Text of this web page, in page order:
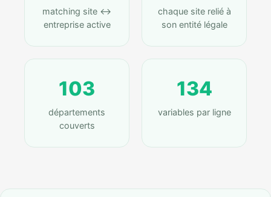
matching site ↔
entreprise active
chaque site relié à
son entité légale
103
départements
couverts
134
variables par ligne